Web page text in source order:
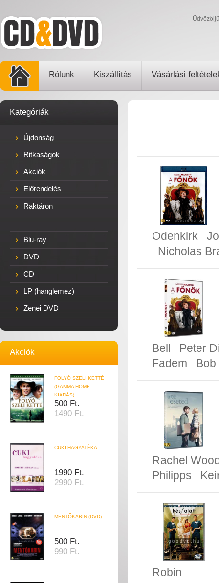
Rólunk Kiszállítás Vásárlási
Kategóriák
Újdonság
Ritkaságok
Akciók
Előrendelés
Raktáron
Blu-ray
DVD
CD
LP (hanglemez)
Zenei DVD
Akciók
FOLYÓ SZELI KETTÉ
(GAMMA HOME
KIADÁS)
500 Ft.
1490 Ft.
CUKI HAGYATÉKA
1990 Ft.
2990 Ft.
MENTŐKABIN (DVD)
500 Ft.
990 Ft.
Odenkirk
Nicholas
Bell
Peter
Fadem
Rachel
Philipps
Robin